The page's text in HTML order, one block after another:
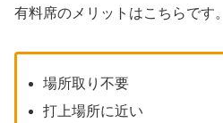
有料席のメリットはこちらです。
場所取り不要
打上場所に近い